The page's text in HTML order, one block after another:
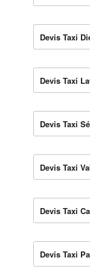
Devis Taxi
Devis Taxi
Devis Taxi
Devis Taxi
Devis Taxi
Devis Taxi